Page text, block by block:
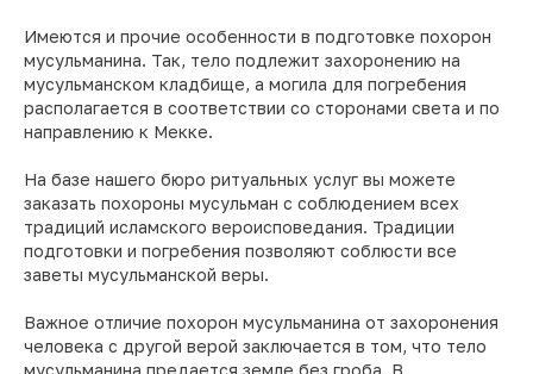
Имеются и прочие особенности в подготовке похорон
мусульманина. Так, тело подлежит захоронению на
мусульманском кладбище, а могила для погребения
располагается в соответствии со сторонами света и по
направлению к Мекке.
На базе нашего бюро ритуальных услуг вы можете
заказать похороны мусульман с соблюдением всех
традиций исламского вероисповедания. Традиции
подготовки и погребения позволяют соблюсти все
заветы мусульманской веры.
Важное отличие похорон мусульманина от захоронения
человека с другой верой заключается в том, что тело
мусульманина предается земле без гроба. В